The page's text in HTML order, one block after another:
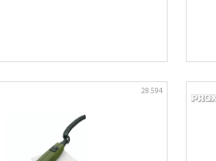
28.594